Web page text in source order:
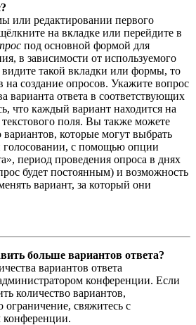
или редактировании первого
на вкладке или перейдите в
под основной формой для
в зависимости от используемого
такой вкладки или формы, то
на создание опросов. Укажите вопрос
варианта ответа в соответствующих
что каждый вариант находится на
текстового поля. Вы также можете
вариантов, которые могут выбрать
голосовании, с помощью опции
период проведения опроса в днях
будет постоянным) и возможность
вариант, за который они
больше вариантов ответа?
вариантов ответа
конференции. Если
количество вариантов,
свяжитесь с
конференции.